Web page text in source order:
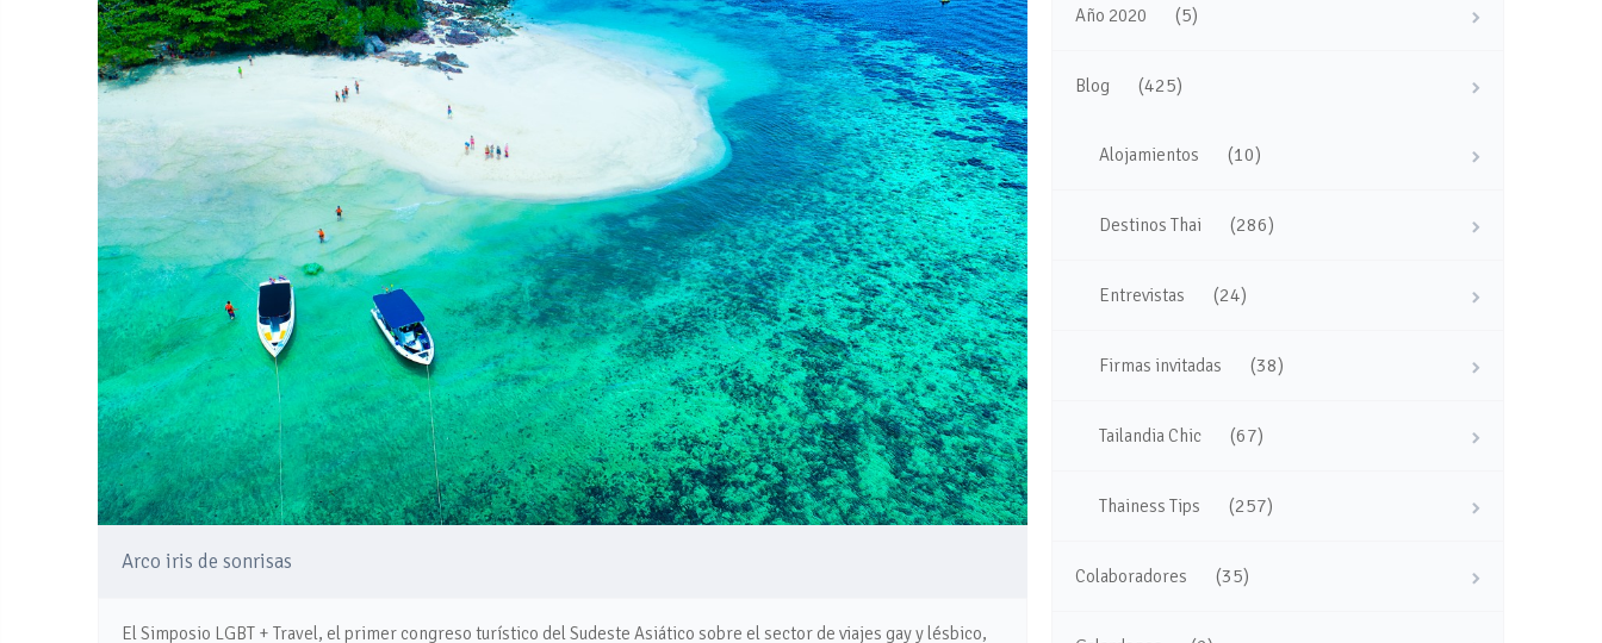
Arco iris de sonrisas
El Simposio LGBT + Travel, el primer congreso turístico del Sudeste Asiático sobre el sector de viajes gay y lésbico,
Año 2020 (5)
Blog (425)
Alojamientos (10)
Destinos Thai (286)
Entrevistas (24)
Firmas invitadas (38)
Tailandia Chic (67)
Thainess Tips (257)
Colaboradores (35)